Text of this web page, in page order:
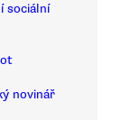
sociální
novinář